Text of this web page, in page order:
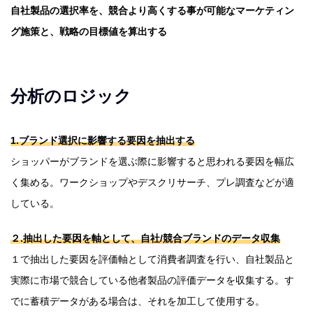
自社製品の選択率を、競合より高くする事が可能なマーケティン
グ施策と、戦略の目標値を算出する
分析のロジック
1.ブランド選択に影響する要因を抽出する
ショッパーがブランドを選ぶ際に影響すると思われる要因を幅広
く集める。ワークショップやデスクリサーチ、プレ調査などが適
している。
２.抽出した要因を軸として、自社/競合ブランドのデータ収集
１で抽出した要因を評価軸として消費者調査を行い、自社製品と
実際に市場で競合している他者製品の評価データを収集する。す
でに蓄積データがある場合は、それを加工して使用する。